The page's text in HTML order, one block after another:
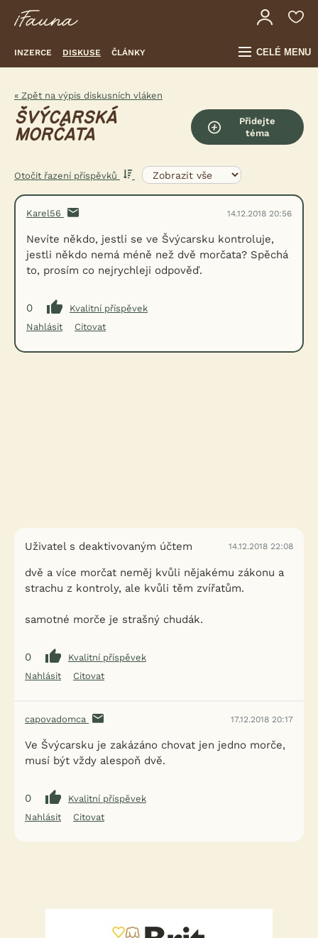
INZERCE DISKUSE ČLÁNKY CELÉ MENU
« Zpět na výpis diskusních vláken
ŠVÝCARSKÁ
MORČATA
Přidejte
téma
Otočit řazení příspěvků
Karel56 14.12.2018 20:56
Nevíte někdo, jestli se ve Švýcarsku kontroluje,
jestli někdo nemá méně než dvě morčata? Spěchá
to, prosím co nejrychleji odpověď.
0
Kvalitní příspěvek
Nahlásit
Citovat
Uživatel s deaktivovaným účtem 14.12.2018 22:08
dvě a více morčat neměj kvůli nějakému zákonu a
strachu z kontroly, ale kvůli těm zvířatům.
samotné morče je strašný chudák.
0
Kvalitní příspěvek
Nahlásit
Citovat
capovadomca 17.12.2018 20:17
Ve Švýcarsku je zakázáno chovat jen jedno morče,
musí být vždy alespoň dvě.
0
Kvalitní příspěvek
Nahlásit
Citovat